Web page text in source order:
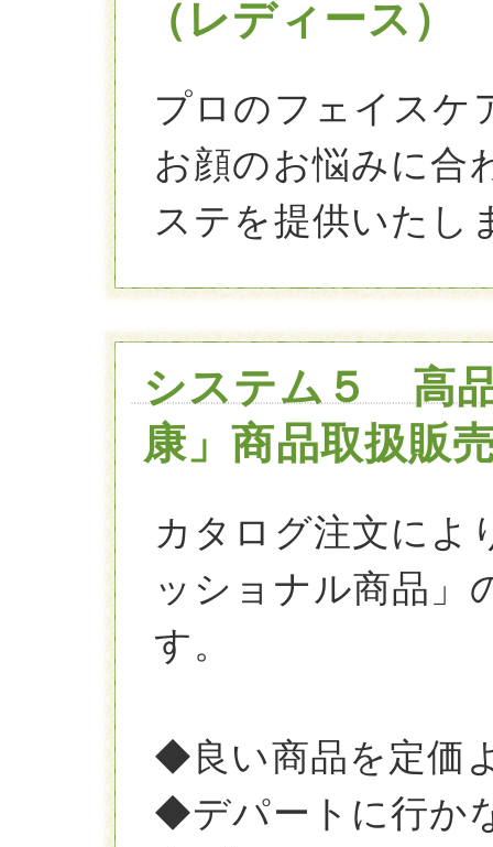
（レディース）
プロのフェイスケ
お顔のお悩みに合
ステを提供いたし
システム５ 高
康」商品取扱販
カタログ注文によ
ッショナル商品」
す。
◆良い商品を定価
◆デパートに行か